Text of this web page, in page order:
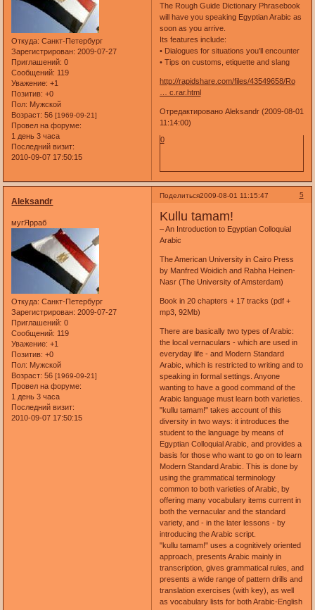
Откуда: Санкт-Петербург
Зарегистрирован: 2009-07-27
Приглашений: 0
Сообщений: 119
Уважение: +1
Позитив: +0
Пол: Мужской
Возраст: 56[1969-09-21]
Провел на форуме:
1 день 3 часа
Последний визит:
2010-09-07 17:50:15
The Rough Guide Dictionary Phrasebook
will have you speaking Egyptian Arabic as
soon as you arrive.
Its features include:
• Dialogues for situations you’ll encounter
• Tips on customs, etiquette and slang
http://rapidshare.com/files/43549658/Ro
… c.rar.html
Отредактировано Aleksandr (2009-08-01
11:14:00)
0
Поделиться 5
2009-08-01 11:15:47
Aleksandr
мугЯрраб
Откуда: Санкт-Петербург
Зарегистрирован: 2009-07-27
Приглашений: 0
Сообщений: 119
Уважение: +1
Позитив: +0
Пол: Мужской
Возраст: 56[1969-09-21]
Провел на форуме:
1 день 3 часа
Последний визит:
2010-09-07 17:50:15
Kullu tamam!
– An Introduction to Egyptian Colloquial
Arabic
The American University in Cairo Press
by Manfred Woidich and Rabha Heinen-
Nasr (The University of Amsterdam)
Book in 20 chapters + 17 tracks (pdf +
mp3, 92Mb)
There are basically two types of Arabic:
the local vernaculars - which are used in
everyday life - and Modern Standard
Arabic, which is restricted to writing and to
speaking in formal settings. Anyone
wanting to have a good command of the
Arabic language must learn both varieties.
"kullu tamam!" takes account of this
diversity in two ways: it introduces the
student to the language by means of
Egyptian Colloquial Arabic, and provides a
basis for those who want to go on to learn
Modern Standard Arabic. This is done by
using the grammatical terminology
common to both varieties of Arabic, by
offering many vocabulary items current in
both the vernacular and the standard
variety, and - in the later lessons - by
introducing the Arabic script.
"kullu tamam!" uses a cognitively oriented
approach, presents Arabic mainly in
transcription, gives grammatical rules, and
presents a wide range of pattern drills and
translation exercises (with key), as well
as vocabulary lists for both Arabic-English